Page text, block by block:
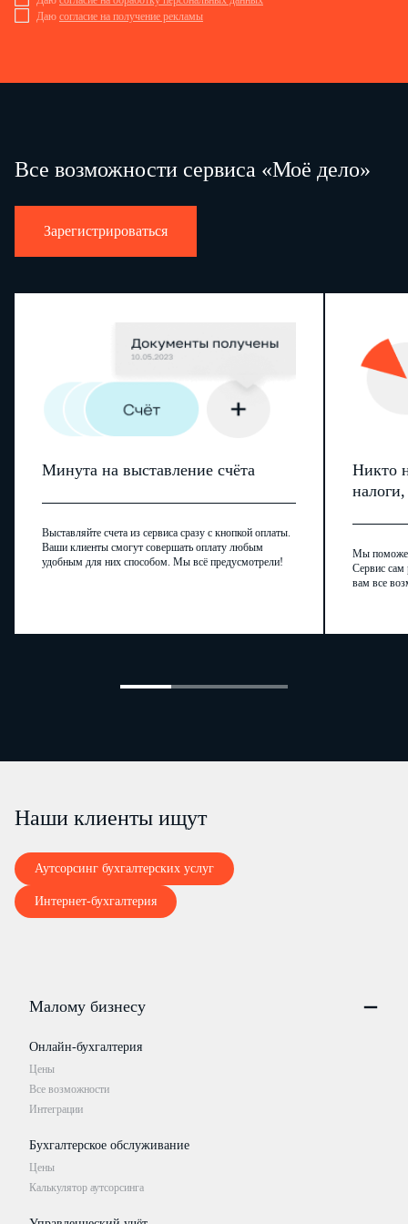
Даю согласие на получение рекламы
Все возможности сервиса «Моё дело»
Зарегистрироваться
Минута на выставление счёта
Выставляйте счета из сервиса сразу с кнопкой оплаты.
Ваши клиенты смогут совершать оплату любым
удобным для них способом. Мы всё предусмотрели!
Никто
Мы
Сервис сам
вам все
Наши клиенты ищут
Аутсорсинг бухгалтерских услуг
Интернет-бухгалтерия
Малому бизнесу
Онлайн-бухгалтерия
Цены
Все возможности
Интеграции
Бухгалтерское обслуживание
Цены
Калькулятор аутсорсинга